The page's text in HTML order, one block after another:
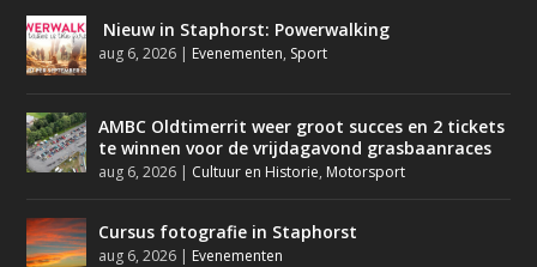
Nieuw in Staphorst: Powerwalking
aug 6, 2026 | Evenementen, Sport
AMBC Oldtimerrit weer groot succes en 2 tickets
te winnen voor de vrijdagavond grasbaanraces
aug 6, 2026 | Cultuur en Historie, Motorsport
Cursus fotografie in Staphorst
aug 6, 2026 | Evenementen